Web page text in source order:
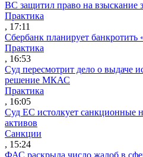
ВС защитил право на взыскание
Практика
, 17:11
Сбербанк планирует банкротить
Практика
, 16:53
Суд пересмотрит дело о выдаче
решение МКАС
Практика
, 16:05
Суд ЕС истолкует санкционные
активов
Санкции
, 15:24
ФАС раскрыла число жалоб в